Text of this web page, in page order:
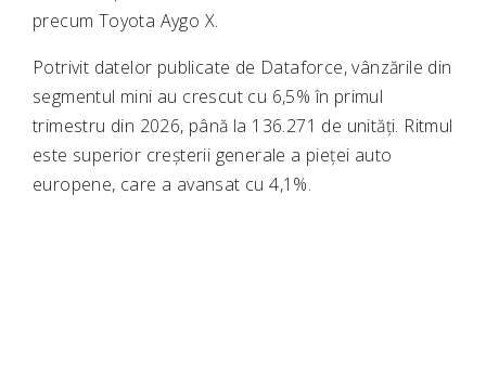
precum Toyota Aygo X.
Potrivit datelor publicate de Dataforce, vânzările din
segmentul mini au crescut cu 6,5% în primul
trimestru din 2026, până la 136.271 de unități. Ritmul
este superior creșterii generale a pieței auto
europene, care a avansat cu 4,1%.